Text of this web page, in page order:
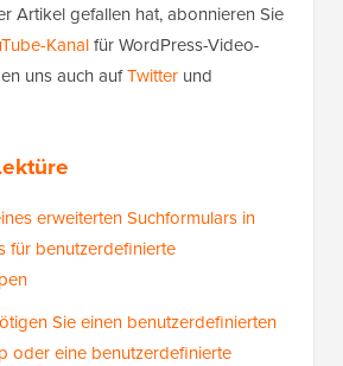
mit nützlichen WordPress-Tipps, -
ansehen.
Artikel gefallen hat, abonnieren Sie
uns auch auf
erweiterten Suchformulars in
für benutzerdefinierte